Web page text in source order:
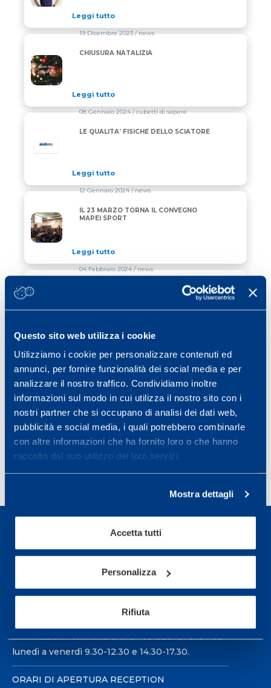
Questo sito web utilizza i cookie
Utilizziamo i cookie per personalizzare contenuti ed
annunci, per fornire funzionalità dei social media e per
analizzare il nostro traffico. Condividiamo inoltre
informazioni sul modo in cui utilizza il nostro sito con i
nostri partner che si occupano di analisi dei dati web,
pubblicità e social media, i quali potrebbero combinarle
con altre informazioni che ha fornito loro o che hanno
raccolto dal suo utilizzo dei loro servizi.
Mostra dettagli
Accetta tutti
Personalizza
Rifiuta
Leggi tutto
CHIUSURA NATALIZIA
19 Dicembre 2023/ news
CHIUSURA NATALIZIA
Leggi tutto
08 Gennaio 2024/ cubetti di sapere
LE QUALITA’ FISICHE DELLO SCIATORE
Leggi tutto
IL 23 MARZO TORNA IL CONVEGNO MAPEI SPORT
12 Gennaio 2024/ news
IL 23 MARZO TORNA IL CONVEGNO
MAPEI SPORT
Leggi tutto
ASSEGNO DI RICERCA PER NEOLAUREATI IN
04 Febbraio 2024/ news
NEOLAUREATI IN SCIENZE MOTORIE
Leggi tutto
LA RIATLETIZZAZIONE POST INFORTUNIO
LA RIATLETIZZAZIONE POST
Leggi tutto
Previous page
Page… Page
26 Page
Sport Service Mapei S.r.l. - Via Busto Fagnano 38,
21057 Olgiate Olona (Varese) Italia.
informazioni: telefonare allo +39 0331 575757 da
lunedì a venerdì 9.30-12.30 e 14.30-17.30.
ORARI DI APERTURA RECEPTION